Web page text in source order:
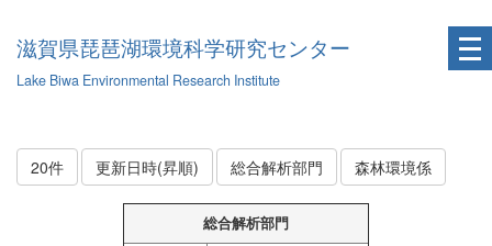
滋賀県琵琶湖環境科学研究センター
Lake Biwa Environmental Research Institute
20件 更新日時(昇順) 総合解析部門 森林環境係
総合解析部門